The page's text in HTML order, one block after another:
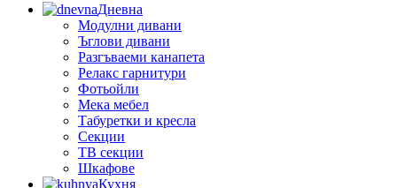
Дневна
Модулни дивани
Ъглови дивани
Разгъваеми канапета
Релакс гарнитури
Фотьойли
Мека мебел
Табуретки и кресла
Секции
ТВ секции
Шкафове
Кухня